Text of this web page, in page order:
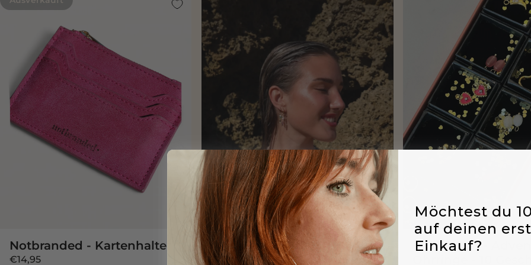
Notbranded - Kartenhalter
€14,95
Pick & Pair -
Möchtest du
auf deinen
Einkauf?